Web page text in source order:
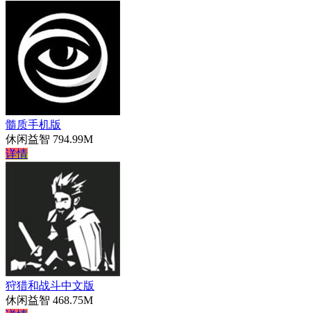
髓质手机版
休闲益智 794.99M
详情
狩猎和战斗中文版
休闲益智 468.75M